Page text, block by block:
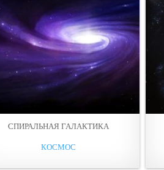
СПИРАЛЬНАЯ ГАЛАКТИКА
КОСМОС